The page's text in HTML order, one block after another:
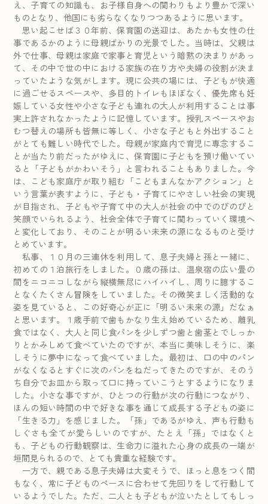
え、子育ての知識も、お子様自身への関わりもより豊かで深い
ものとなり、他国にも劣らなくなりつつあるように思います。
思い起こせば３０年前、保育園の送迎は、あたかも女性の仕
事であるかのように母親ばかりの光景でした。当時は、父親は
外で仕事、母親は家庭で家事と育児という暗黙の決まりがあっ
て、その中で世の中における家族の在り方や夫婦の役割が決ま
っていたような気がします。現に公共の場には、子どもが快適
に過ごせるスペースや、多目的トイレもほぼなく、優先席も妊
娠している女性や小さな子ども連れの大人が利用することは事
実上許されなかったように記憶しています。授乳スペースやお
むつ替えの場所も皆無に等しく、小さな子どもと外出すること
がとても難しい時代でした。母親が家庭内で育児に専念するこ
とが当たり前だったがゆえに、保育園に子どもを預け働いてい
ると「子どもがかわいそう」と言われることもありました。今
は、こども家庭庁が取り組む「こどもまんなかアクション」と
いう言葉が表すように、子ども・子育てにやさしい社会の実現
が目指され、子どもや子育て中の大人が社会の中でのびのびと
笑顔でいられるよう、社会全体で子育てに関わっていく環境へ
と変化しており、そのことが明るい未来の源になるものと受け
とめています。
私事、１０月の三連休を利用して、息子夫婦と孫と一緒に、
初めての１泊旅行をしました。０歳の孫は、温泉宿の広い畳の
間をニコニコしながら縦横無尽にハイハイし、周りに臆するこ
となくたくさん冒険をしていました。その微笑ましく活動的な
姿を見ていると、この好奇心が正に「明るい未来の源」だなぁ
と思います。１歳手前で歯もかなり生え始めているため、離乳
食ではなく、大人と同じ食パンを少しずつ歯と歯茎とでしっか
りとかみしめて食べていたのですが、本当に美味しそうに、楽
しそうに夢中になって食べていました。最初は、口の中のパン
がなくなるとすぐに次のパンをねだってきたのですが、そのう
ち自分でお皿から取って口に持っていこうとするようになりま
した。小さな事ですが、ひとつの行動が次の行動につながり、
ほんの短い時間の中で好きな事を通じて成長する子どもの姿に
「生きる力」を感じました。「孫」であるがゆえ、声も行動も
しぐさも全てが愛らしいのですが、たとえ「孫」ではなくと
も、子どもの行動観察は、生命力に溢れた心身の成長の一端が
垣間見られるので、とても貴重な経験です。
一方で、親である息子夫婦は大変そうで、ほっと息をつく間
もなく、常に子どものペースに合わせて先回りをして行動して
いるようでした。ただ、二人とも子どもが泣いたとしてもしっ